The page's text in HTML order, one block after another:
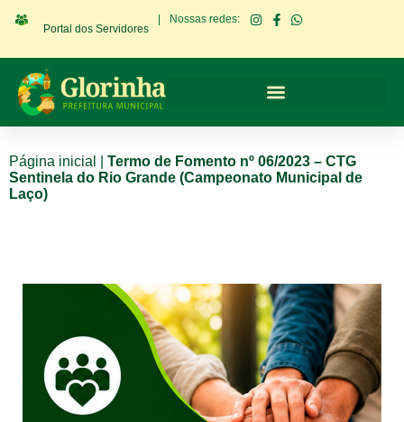
Portal dos Servidores
Nossas redes:
Página inicial
Termo de Fomento nº 06/2023 – CTG
Sentinela do Rio Grande (Campeonato Municipal de
Laço)